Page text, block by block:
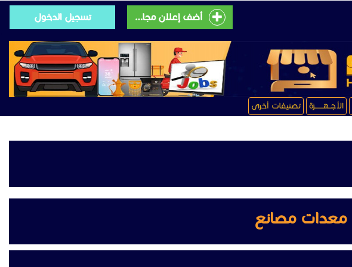
أضف إعلان مجانى تسجيل الدخول
الأجــهـــــــزة تصنيفات أخرى
معدات مصانع